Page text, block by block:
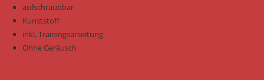
aufschraubbar
Kunststoff
inkl. Trainingsanleitung
Ohne Geräusch